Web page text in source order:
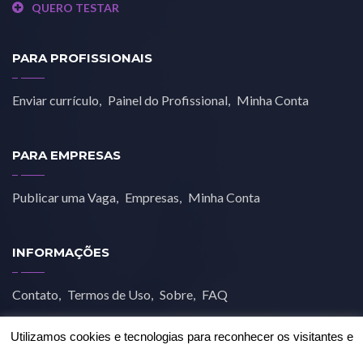
QUERO TESTAR
PARA PROFISSIONAIS
Enviar currículo Painel do Profissional Minha Conta
PARA EMPRESAS
Publicar uma Vaga Empresas Minha Conta
INFORMAÇÕES
Contato Termos de Uso Sobre FAQ
Utilizamos cookies e tecnologias para reconhecer os visitantes e